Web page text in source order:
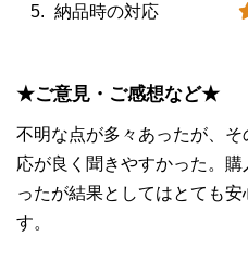
納品時の対応
★ご意見・ご感想など★
不明な点が多々あったが、
応が良く聞きやすかった。
ったが結果としてはとても
す。